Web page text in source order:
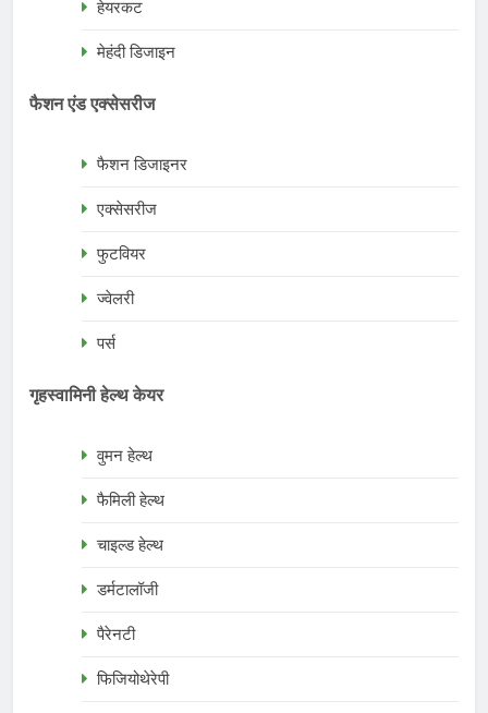
हेयरकट
मेहंदी डिजाइन
फैशन एंड एक्सेसरीज
फैशन डिजाइनर
एक्सेसरीज
फुटवियर
ज्वेलरी
पर्स
गृहस्वामिनी हेल्थ केयर
वुमन हेल्थ
फैमिली हेल्थ
चाइल्ड हेल्थ
डर्मटालॉजी
पैरेनटी
फिजियोथेरेपी